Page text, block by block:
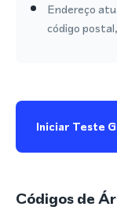
Endereço
código
Iniciar Teste
Códigos de